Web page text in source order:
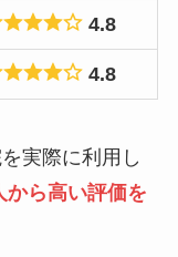
4.8
4.8
実際に利用し
から高い評価を